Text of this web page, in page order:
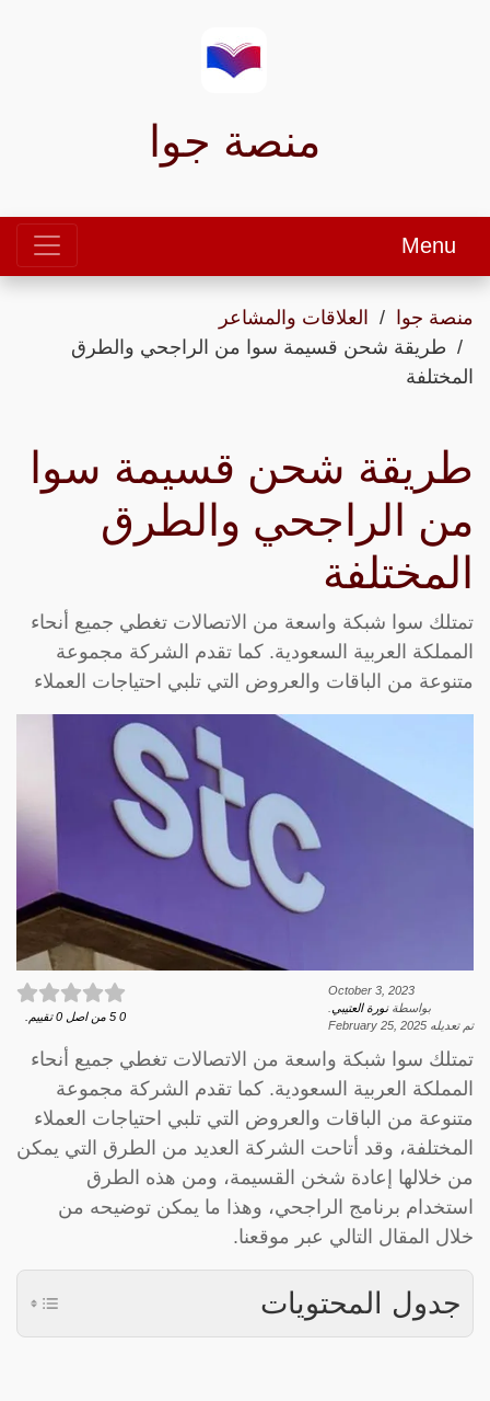
منصة جوا
Menu
منصة جوا
العلاقات والمشاعر
طريقة شحن قسيمة سوا من الراجحي والطرق
المختلفة
طريقة شحن قسيمة سوا
من الراجحي والطرق
المختلفة
تمتلك سوا شبكة واسعة من الاتصالات تغطي جميع أنحاء
المملكة العربية السعودية. كما تقدم الشركة مجموعة
متنوعة من الباقات والعروض التي تلبي احتياجات العملاء
October 3, 2023
بواسطةنورة العتيبي
تم تعديله February 25, 2025
0
5 من اصل 0 تقييم.
تمتلك سوا شبكة واسعة من الاتصالات تغطي جميع أنحاء
المملكة العربية السعودية. كما تقدم الشركة مجموعة
متنوعة من الباقات والعروض التي تلبي احتياجات العملاء
المختلفة، وقد أتاحت الشركة العديد من الطرق التي يمكن
من خلالها إعادة شخن القسيمة، ومن هذه الطرق
استخدام برنامج الراجحي، وهذا ما يمكن توضيحه من
خلال المقال التالي عبر موقعنا.
جدول المحتويات